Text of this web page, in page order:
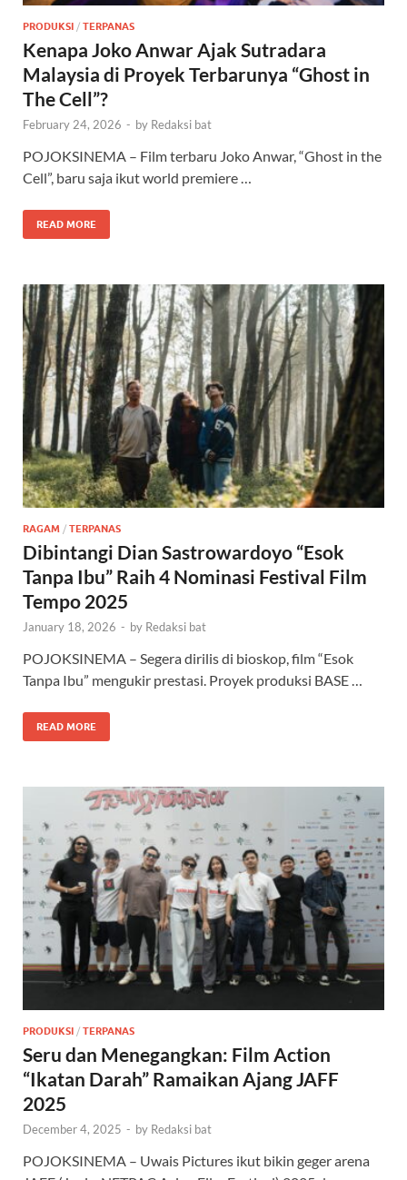
PRODUKSI / TERPANAS
Kenapa Joko Anwar Ajak Sutradara
Malaysia di Proyek Terbarunya “Ghost in
The Cell”?
February 24, 2026 - by Redaksi bat
POJOKSINEMA – Film terbaru Joko Anwar, “Ghost in the
Cell”, baru saja ikut world premiere …
READ MORE
RAGAM / TERPANAS
Dibintangi Dian Sastrowardoyo “Esok
Tanpa Ibu” Raih 4 Nominasi Festival Film
Tempo 2025
January 18, 2026 - by Redaksi bat
POJOKSINEMA – Segera dirilis di bioskop, film “Esok
Tanpa Ibu” mengukir prestasi. Proyek produksi BASE …
READ MORE
PRODUKSI / TERPANAS
Seru dan Menegangkan: Film Action
“Ikatan Darah” Ramaikan Ajang JAFF
2025
December 4, 2025 - by Redaksi bat
POJOKSINEMA – Uwais Pictures ikut bikin geger arena